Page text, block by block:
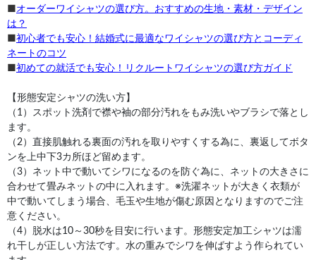
オーダーワイシャツの選び方。おすすめの生地・素材・デザイン
は？
初心者でも安心！結婚式に最適なワイシャツの選び方とコーディ
ネートのコツ
初めての就活でも安心！リクルートワイシャツの選び方ガイド
【形態安定シャツの洗い方】
（1）スポット洗剤で襟や袖の部分汚れをもみ洗いやブラシで落とし
ます。
（2）直接肌触れる裏面の汚れを取りやすくする為に、裏返してボタ
ンを上中下3カ所ほど留めます。
（3）ネット中で動いてシワになるのを防ぐ為に、ネットの大きさに
合わせて畳みネットの中に入れます。※洗濯ネットが大きく衣類が
中で動いてしまう場合、毛玉や生地が傷む原因となりますのでご注
意ください。
（4）脱水は10～30秒を目安に行います。形態安定加工シャツは濡
れ干しが正しい方法です。水の重みでシワを伸ばすよう作られてい